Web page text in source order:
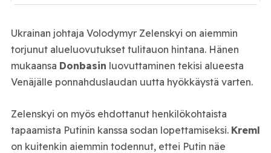
Ukrainan johtaja Volodymyr Zelenskyi on aiemmin
torjunut alueluovutukset tulitauon hintana. Hänen
mukaansa Donbasin luovuttaminen tekisi alueesta
Venäjälle ponnahduslaudan uutta hyökkäystä varten.
Zelenskyi on myös ehdottanut henkilökohtaista
tapaamista Putinin kanssa sodan lopettamiseksi. Kreml
on kuitenkin aiemmin todennut, ettei Putin näe